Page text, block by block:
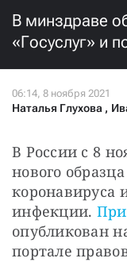
В минздраве
«Госуслуг» и
Наталья Глухова ,
В России с 8
нового
коронавируса
инфекции.
опубликован
портале
Нажимая кнопку
звоните:
+7 (929) 612-03-68